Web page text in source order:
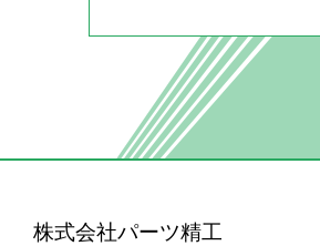
株式会社パーツ精工